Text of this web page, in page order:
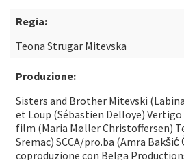
Regia:
Teona Strugar Mitevska
Produzione:
Sisters and Brother Mitevski
et Loup (Sébastien Delloye)
film (Maria Møller Christoffersen)
Sremac) SCCA/pro.ba (Amra
coproduzione con Belga